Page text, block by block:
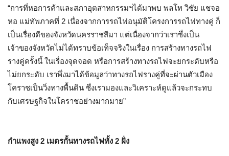
“การที่หอการค้าและสภาอุตสาหกรรมฯได้มาพบ พลโท วิชัย แชจอ
หอ แม่ทัพภาคที่ 2 เนื่องจากการรถไฟอนุมัติโครงการรถไฟทางคู่ ก็
เป็นเรื่องดีของจังหวัดนครราชสีมา แต่เนื่องจากว่าเราซึ่งเป็น
เจ้าของจังหวัดไม่ได้ทราบข้อเท็จจริงในเรื่อง การสร้างทางรถไฟ
รางคู่ครั้งนี้ ในเรื่องจุดจอด หรือการสร้างทางรถไฟจะยกระดับหรือ
ไม่ยกระดับ เราพึ่งมาได้ข้อมูลว่าทางรถไฟรางคู่ที่จะผ่านตัวเมือง
โคราชเป็นวิ่งทางพื้นดิน ซึ่งเรามองและวิเคราะห์ดูแล้วจะกระทบ
กับเศรษฐกิจในโคราชอย่างมากมาย”
กำแพงสูง 2 เมตรกั้นทางรถไฟทั้ง 2 ฝั่ง